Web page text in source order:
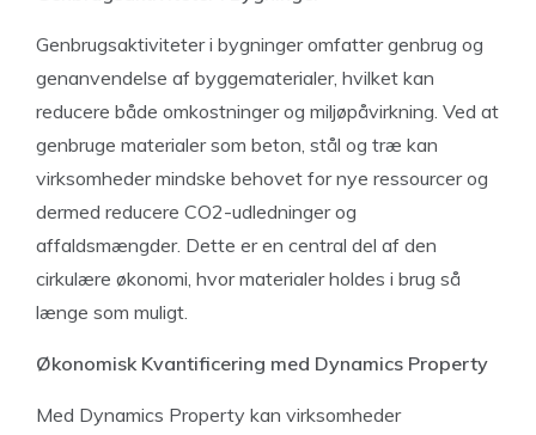
Genbrugsaktiviteter i bygninger omfatter genbrug og
genanvendelse af byggematerialer, hvilket kan
reducere både omkostninger og miljøpåvirkning. Ved at
genbruge materialer som beton, stål og træ kan
virksomheder mindske behovet for nye ressourcer og
dermed reducere CO2-udledninger og
affaldsmængder. Dette er en central del af den
cirkulære økonomi, hvor materialer holdes i brug så
længe som muligt.
Økonomisk Kvantificering med Dynamics Property
Med Dynamics Property kan virksomheder